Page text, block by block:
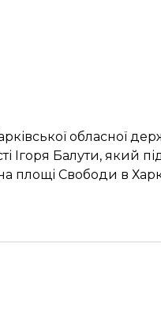
обласної
Ігоря Балути,
площі Свободи в